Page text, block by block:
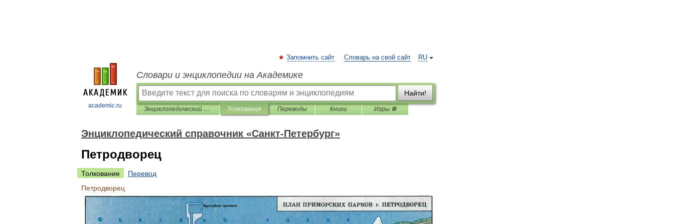
academic.ru
RU
Запомнить сайт Словарь на свой сайт
Словари и энциклопедии на Академике
Найти!
Энциклопедический справочник «Санкт-Петербург» Толкования Переводы Книги Игры ⚽
Энциклопедический справочник «Санкт-Петербург»
Петродворец
Толкование
Перевод
Петродворец